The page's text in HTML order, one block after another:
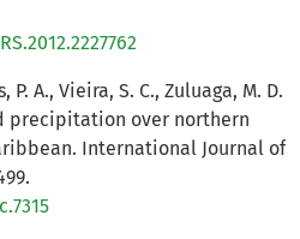
P. A., Vieira, S. C., Zuluaga, M. D.
precipitation over northern
International Journal of